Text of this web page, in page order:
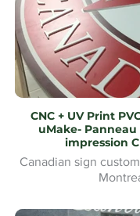
CNC + UV Print
uMake- Panneau
impression
Canadian sign